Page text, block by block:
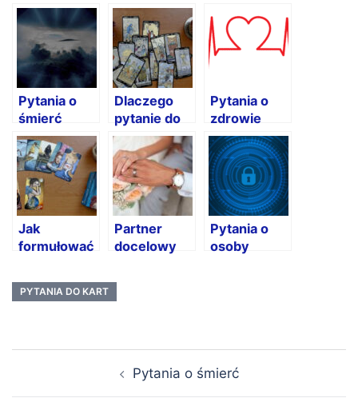
Pytania o
śmierć
Dlaczego
pytanie do
kart jest
ważne?
Pytania o
zdrowie
Jak
formułować
kart?
Partner
docelowy
Pytania o
osoby
PYTANIA DO KART
Pytania o śmierć